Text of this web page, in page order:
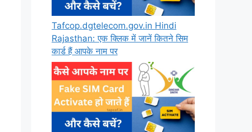
Tafcop.dgtelecom.gov.in Hindi
Rajasthan: एक क्लिक में जानें कितने सिम
कार्ड हैं आपके नाम पर